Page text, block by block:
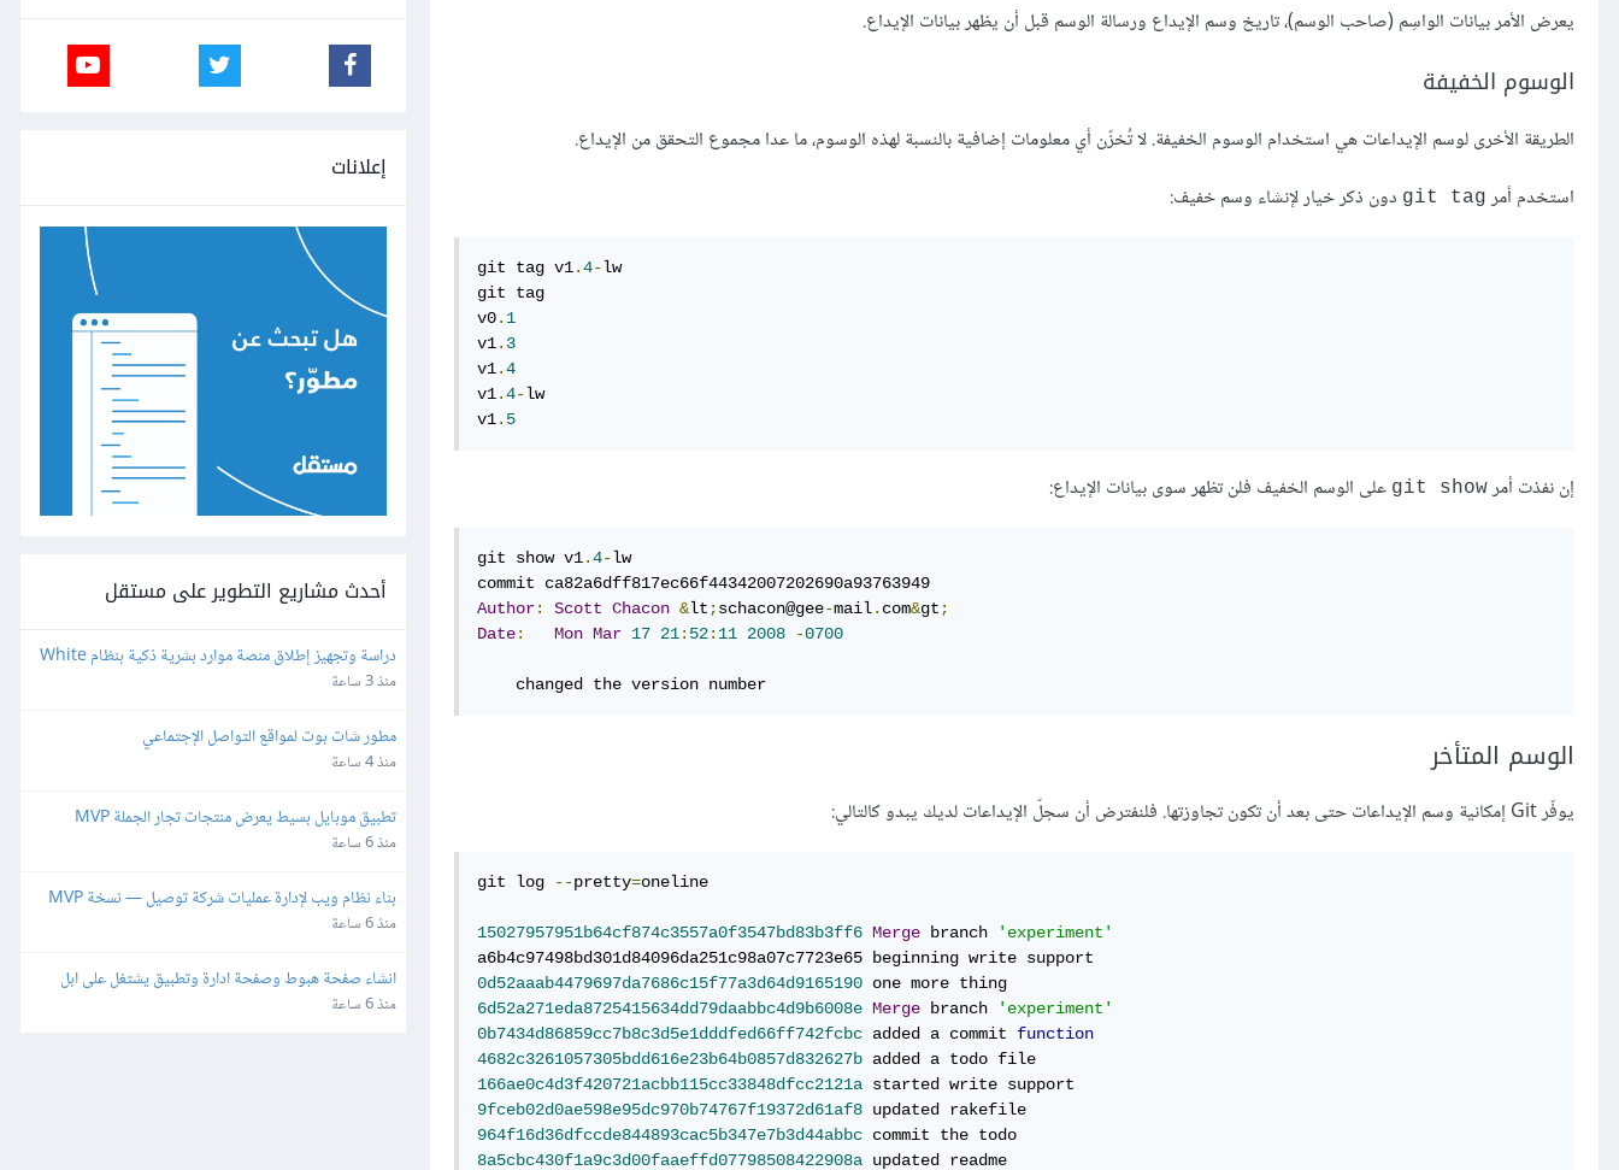
يعرض الأمر بيانات الواسِم (صاحب الوسم)، تاريخ وسم الإيداع ورسالة الوسم قبل أن يظهر بيانات الإيداع.
الوسوم الخفيفة
الطريقة الأخرى لوسم الإيداعات هي استخدام الوسوم الخفيفة. لا تُخزّن أي معلومات إضافية بالنسبة لهذه الوسوم، ما عدا مجموع التحقق من الإيداع.
استخدم أمر git tag دون ذكر خيار لإنشاء وسم خفيف:
git tag v1.4-lw
git tag
v0. 1
v1. 3
v1.4
v1.4-lw
v1. 5
إن نفذت أمرgit show على الوسم الخفيف فلن تظهر سوى بيانات الإيداع:
git show v1.4-lw
Author: Scott Chacon &lt ;schacon@gee-mail. com&gt ;
Date: Mon Mar 17 21: 52: 11 2008 -0700
    changed the version number
الوسم المتأخر
يوفّر Git إمكانية وسم الإيداعات حتى بعد أن تكون تجاوزتها. فلنفترض أن سجلّ الإيداعات لديك يبدو كالتالي:
git log --pretty=oneline
15027957951b64cf874c3557a0f3547bd83b3ff6 Merge branch
'experiment'
0d52aaab4479697da7686c15f77a3d64d9165190
6d52a271eda8725415634dd79daabbc4d9b6008e Merge branch
'experiment'
0b7434d86859cc7b8c3d5e1dddfed66ff742fcbc added a commit function
4682c3261057305bdd616e23b64b0857d832627b
166ae0c4d3f420721acbb115cc33848dfcc2121a
9fceb02d0ae598e95dc970b74767f19372d61af8
964f16d36dfccde844893cac5b347e7b3d44abbc
8a5cbc430f1a9c3d00faaeffd07798508422908a updated readme
إعلانات
أحدث مشاريع التطوير على مستقل
Label وإعادة البيع
منذ 3 ساعة
مطور شات بوت لمواقع التواصل الإجتماعي
منذ 4 ساعة
تطبيق موبايل بسيط يعرض منتجات تجار الجملة MVP
منذ 6 ساعة
بناء نظام ويب لإدارة عمليات شركة توصيل — نسخة MVP
منذ 6 ساعة
واندرويد
منذ 6 ساعة